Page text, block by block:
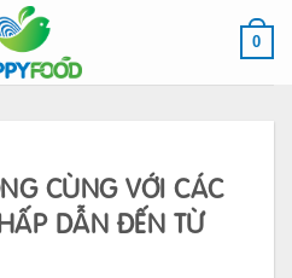
0
CÙNG VỚI CÁC
DẪN ĐẾN TỪ